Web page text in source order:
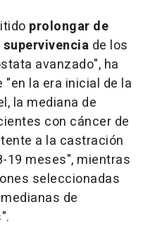
prolongar de
de los
avanzado", ha
"en la era inicial de la
la mediana de
con cáncer de
a la castración
19 meses", mientras
seleccionadas
de